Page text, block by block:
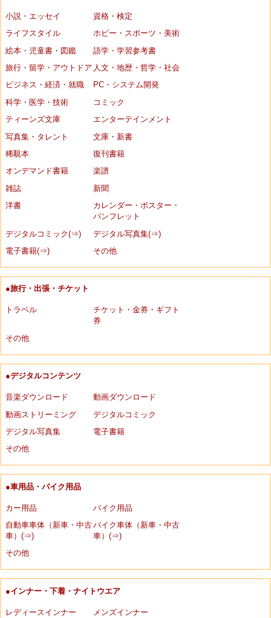
小説・エッセイ
資格・検定
ライフスタイル
ホビー・スポーツ・美術
絵本・児童書・図鑑
語学・学習参考書
旅行・留学・アウトドア 人文・地歴・哲学・社会
ビジネス・経済・就職
PC・システム開発
科学・医学・技術
コミック
ティーンズ文庫
エンターテインメント
写真集・タレント
文庫・新書
稀覯本
復刊書籍
オンデマンド書籍
楽譜
雑誌
新聞
洋書
カレンダー・ポスター・
パンフレット
デジタルコミック(⇒)
デジタル写真集(⇒)
電子書籍(⇒)
その他
●旅行・出張・チケット
トラベル
チケット・金券・ギフト
券
その他
●デジタルコンテンツ
音楽ダウンロード
動画ダウンロード
動画ストリーミング
デジタルコミック
デジタル写真集
電子書籍
その他
●車用品・バイク用品
カー用品
バイク用品
自動車車体（新車・中古
車）(⇒)
バイク車体（新車・中古
車）(⇒)
その他
●インナー・下着・ナイトウエア
レディースインナー
メンズインナー